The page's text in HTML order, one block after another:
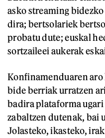
asko streaming
dira; bertsolariek
probatu dute; euskal
sortzaileei aukerak
Konfinamenduaren
bide berriak urratzen
badira plataforma
zabaltzen dutenak, bai
Jolasteko, ikasteko,